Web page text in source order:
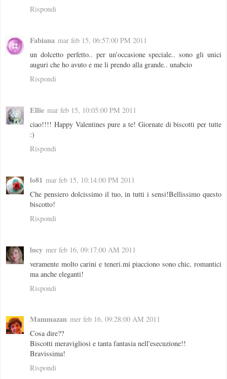
Rispondi
Fabiana mar feb 15, 06:57:00 PM 2011
un dolcetto perfetto.. per un’occasione speciale.. sono gli unici
auguri che ho avuto e me li prendo alla grande.. unabcio
Rispondi
Ellie mar feb 15, 10:05:00 PM 2011
ciao!!!! Happy Valentines pure a te! Giornate di biscotti per tutte
:)
Rispondi
lo81 mar feb 15, 10:14:00 PM 2011
Che pensiero dolcissimo il tuo, in tutti i sensi!Bellissimo questo
biscotto!
Rispondi
lucy mer feb 16, 09:17:00 AM 2011
veramente molto carini e teneri.mi piacciono sono chic, romantici
ma anche eleganti!
Rispondi
Mammazan mer feb 16, 09:28:00 AM 2011
Cosa dire??
Biscotti meravigliosi e tanta fantasia nell'esecuzione!!
Bravissima!
Rispondi